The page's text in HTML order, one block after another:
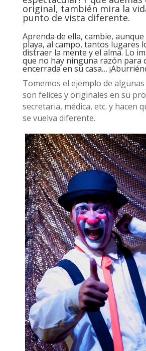
original, también mira la
punto de vista diferente.
Aprenda de ella, cambie, aunque
playa, al campo, tantos lugares
distraer la mente y el alma. Lo
que no hay ninguna razón para
encerrada en su casa…
Tomemos el ejemplo de
son felices y originales en su
secretaria, médica, etc. y hacen
se vuelva diferente.